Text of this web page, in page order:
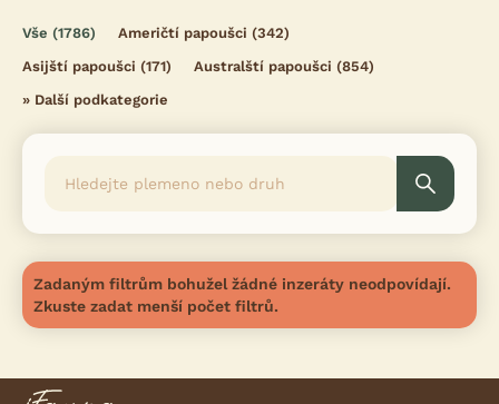
Vše (1786) Američtí papoušci (342)
Asijští papoušci (171) Australští papoušci (854)
» Další podkategorie
Zadaným filtrům bohužel žádné inzeráty neodpovídají.
Zkuste zadat menší počet filtrů.